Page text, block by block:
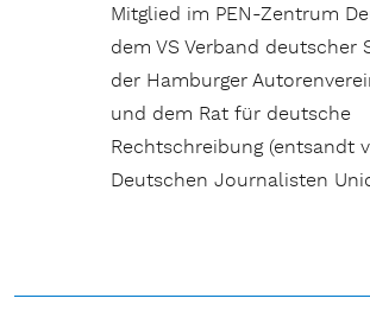
Mitglied im PEN-Zentrum
dem VS Verband deutscher
der Hamburger
und dem Rat für deutsche
Rechtschreibung (entsandt
Deutschen Journalisten